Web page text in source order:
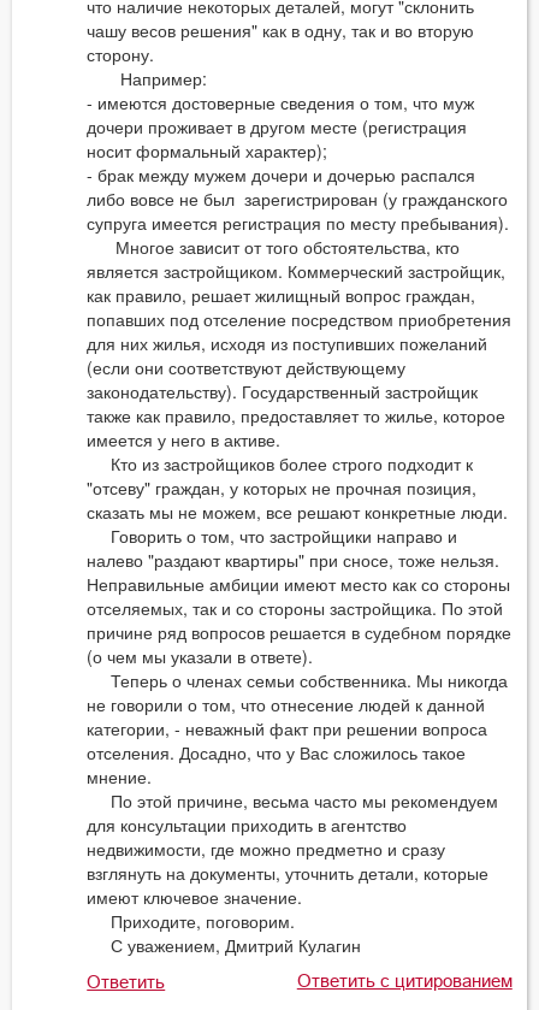
что наличие некоторых деталей, могут "склонить
чашу весов решения" как в одну, так и во вторую
сторону.
Например:
- имеются достоверные сведения о том, что муж
дочери проживает в другом месте (регистрация
носит формальный характер);
- брак между мужем дочери и дочерью распался
либо вовсе не был зарегистрирован (у гражданского
супруга имеется регистрация по месту пребывания).
Многое зависит от того обстоятельства, кто
является застройщиком. Коммерческий застройщик,
как правило, решает жилищный вопрос граждан,
попавших под отселение посредством приобретения
для них жилья, исходя из поступивших пожеланий
(если они соответствуют действующему
законодательству). Государственный застройщик
также как правило, предоставляет то жилье, которое
имеется у него в активе.
Кто из застройщиков более строго подходит к
"отсеву" граждан, у которых не прочная позиция,
сказать мы не можем, все решают конкретные люди.
Говорить о том, что застройщики направо и
налево "раздают квартиры" при сносе, тоже нельзя.
Неправильные амбиции имеют место как со стороны
отселяемых, так и со стороны застройщика. По этой
причине ряд вопросов решается в судебном порядке
(о чем мы указали в ответе).
Теперь о членах семьи собственника. Мы никогда
не говорили о том, что отнесение людей к данной
категории, - неважный факт при решении вопроса
отселения. Досадно, что у Вас сложилось такое
мнение.
По этой причине, весьма часто мы рекомендуем
для консультации приходить в агентство
недвижимости, где можно предметно и сразу
взглянуть на документы, уточнить детали, которые
имеют ключевое значение.
Приходите, поговорим.
С уважением, Дмитрий Кулагин
Ответить Ответить с цитированием